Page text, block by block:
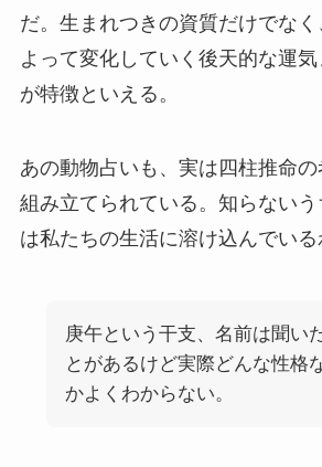
だ。生まれつきの資質だけでな
よって変化していく後天的な運
が特徴といえる。
あの動物占いも、実は四柱推命
組み立てられている。知らない
は私たちの生活に溶け込んでいる
庚午という干支、名前は聞い
とがあるけど実際どんな性格
かよくわからない。